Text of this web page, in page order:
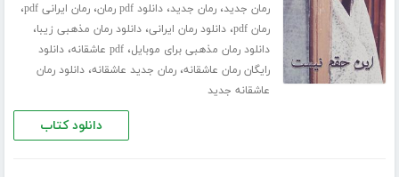
رمان جدید،رمان جدید،دانلود pdf رمان ،رمان ایرانی pdf ،
رمان pdf ،دانلود رمان ایرانی،دانلود رمان مذهبی زیبا،
دانلود رمان مذهبی برای موبایل،pdf عاشقانه ،دانلود
رایگان رمان عاشقانه،رمان جدید عاشقانه،دانلود رمان
عاشقانه جدید
دانلود کتاب